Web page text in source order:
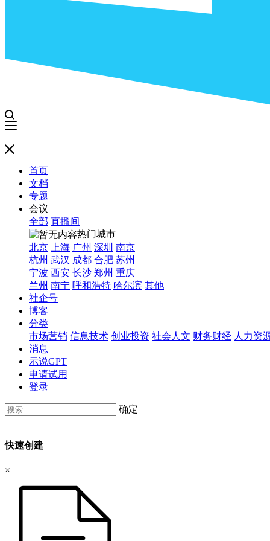
首页
文档
专题
会议
全部 直播间
热门城市
北京
上海 广州 深圳 南京
杭州 武汉 成都 合肥 苏州
宁波 西安 长沙 郑州 重庆
兰州 南宁 呼和浩特 哈尔滨 其他
社企号
博客
分类
市场营销 信息技术 创业投资 社会人文 财务财经 人力资
消息
示说GPT
申请试用
登录
确定
快速创建
×